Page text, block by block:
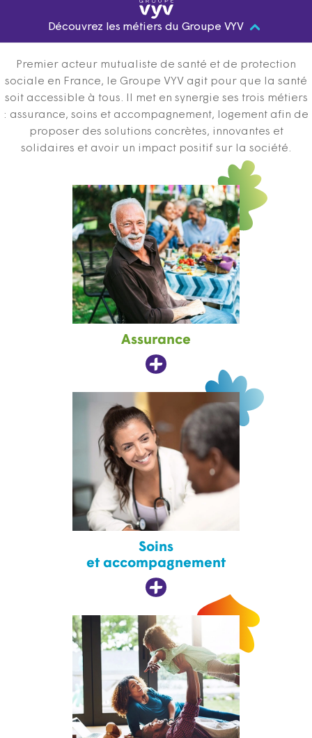
Découvrez les métiers du Groupe VYV
Premier acteur mutualiste de santé et de protection
sociale en France, le Groupe VYV agit pour que la santé
soit accessible à tous. Il met en synergie ses trois métiers
: assurance, soins et accompagnement, logement afin de
proposer des solutions concrètes, innovantes et
solidaires et avoir un impact positif sur la société.
Assurance
Soins
et accompagnement